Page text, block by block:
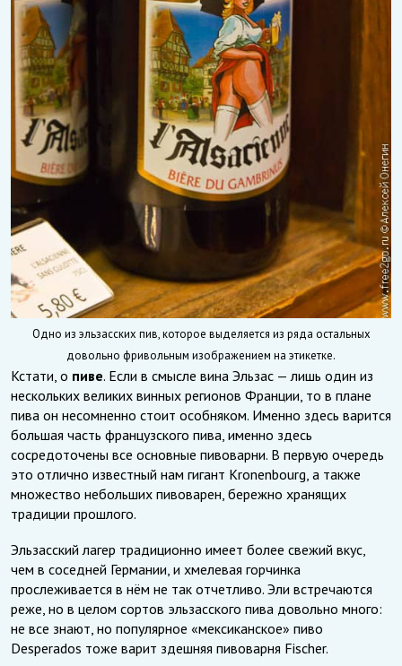
Одно из эльзасских пив, которое выделяется из ряда остальных
довольно фривольным изображением на этикетке.
Кстати, о пиве. Если в смысле вина Эльзас — лишь один из
нескольких великих винных регионов Франции, то в плане
пива он несомненно стоит особняком. Именно здесь варится
большая часть французского пива, именно здесь
сосредоточены все основные пивоварни. В первую очередь
это отлично известный нам гигант Kronenbourg, а также
множество небольших пивоварен, бережно хранящих
традиции прошлого.
Эльзасский лагер традиционно имеет более свежий вкус,
чем в соседней Германии, и хмелевая горчинка
прослеживается в нём не так отчетливо. Эли встречаются
реже, но в целом сортов эльзасского пива довольно много:
не все знают, но популярное «мексиканское» пиво
Desperados тоже варит здешняя пивоварня Fischer.